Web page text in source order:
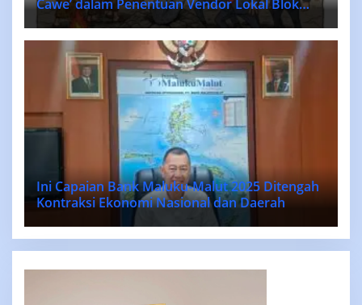
Cawe’ dalam Penentuan Vendor Lokal Blok
MASELA.
Ini Capaian Bank Maluku-Malut 2025 Ditengah
Kontraksi Ekonomi Nasional dan Daerah